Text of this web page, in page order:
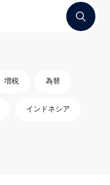
増税 為替
インドネシア